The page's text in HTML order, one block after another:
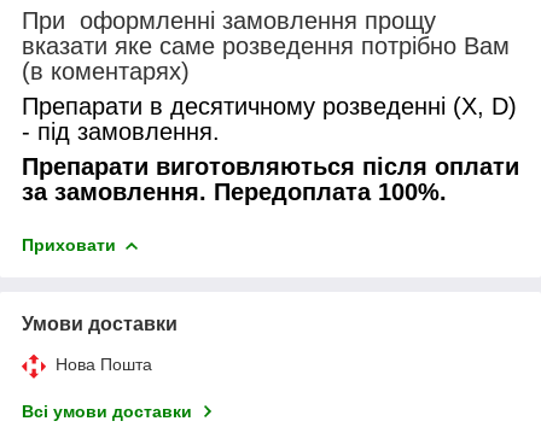
При оформленні замовлення прощу
вказати яке саме розведення потрібно Вам
(в коментарях)
Препарати в десятичному розведенні (Х, D)
- під замовлення.
Препарати виготовляються після оплати
за замовлення. Передоплата 100%.
Приховати
Умови доставки
Нова Пошта
Всі умови доставки